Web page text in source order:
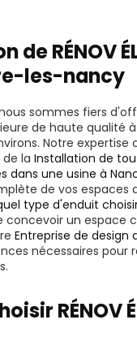
de RÉNOV
les-nancy
sommes fiers
de haute qualité
Notre expertise
la Installation de
dans une usine à
de vos espaces
type d'enduit
concevoir un espace
Entreprise de design
nécessaires pour
RÉNOV